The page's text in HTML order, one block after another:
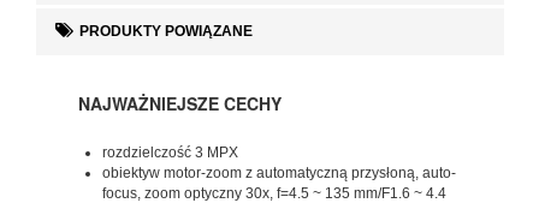
PRODUKTY POWIĄZANE
NAJWAŻNIEJSZE CECHY
rozdzielczość 3 MPX
obiektyw motor-zoom z automatyczną przysłoną, auto-
focus, zoom optyczny 30x, f=4.5 ~ 135 mm/F1.6 ~ 4.4